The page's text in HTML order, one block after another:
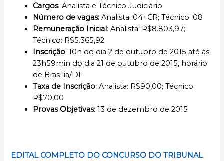
Cargos: Analista e Técnico Judiciário
Número de vagas:Analista: 04+CR; Técnico: 08
Remuneração Inicial : Analista: R$8.803,97;
Técnico: R$5.365,92
Inscrição: 10h do dia 2 de outubro de 2015 até às
23h59min do dia 21 de outubro de 2015, horário
de Brasília/DF
Taxa de Inscrição:Analista: R$90,00; Técnico:
R$70,00
Provas Objetivas: 13 de dezembro de 2015
EDITAL COMPLETO DO CONCURSO DO TRIBUNAL